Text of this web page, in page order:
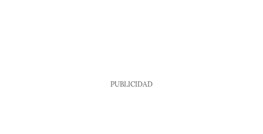
PUBLICIDAD